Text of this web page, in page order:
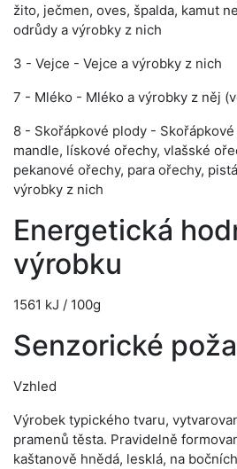
žito, ječmen, oves, špalda, kamut
odrůdy a výrobky z nich
3 - Vejce - Vejce a výrobky z nich
7 - Mléko - Mléko a výrobky z něj
8 - Skořápkové plody -
mandle, lískové ořechy, vlašské
pekanové ořechy, para ořechy,
výrobky z nich
Energetická
výrobku
1561 kJ / 100g
Senzorické
Vzhled
Výrobek typického tvaru,
pramenů těsta. Pravidelně
kaštanově hnědá, lesklá, na